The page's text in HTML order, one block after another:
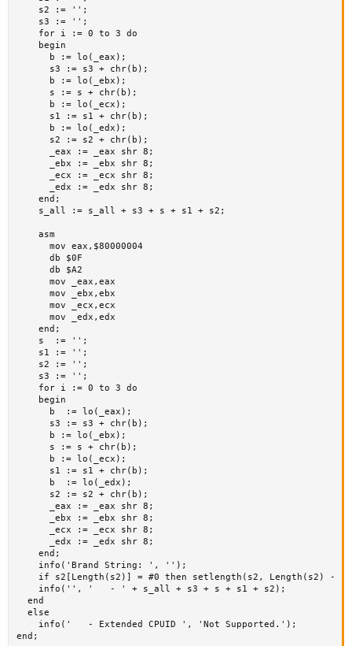
    s2 := '';
    s3 := '';
    for i := 0 to 3 do
    begin
      b := lo(_eax);
      s3 := s3 + chr(b);
      b := lo(_ebx);
      s := s + chr(b);
      b := lo(_ecx);
      s1 := s1 + chr(b);
      b := lo(_edx);
      s2 := s2 + chr(b);
      _eax := _eax shr 8;
      _ebx := _ebx shr 8;
      _ecx := _ecx shr 8;
      _edx := _edx shr 8;
    end;
    s_all := s_all + s3 + s + s1 + s2;
    asm
      mov eax,$80000004
      db $0F
      db $A2
      mov _eax,eax
      mov _ebx,ebx
      mov _ecx,ecx
      mov _edx,edx
    end;
    s  := '';
    s1 := '';
    s2 := '';
    s3 := '';
    for i := 0 to 3 do
    begin
      b  := lo(_eax);
      s3 := s3 + chr(b);
      b := lo(_ebx);
      s := s + chr(b);
      b := lo(_ecx);
      s1 := s1 + chr(b);
      b  := lo(_edx);
      s2 := s2 + chr(b);
      _eax := _eax shr 8;
      _ebx := _ebx shr 8;
      _ecx := _ecx shr 8;
      _edx := _edx shr 8;
    end;
    info('Brand String: ', '');
if s2[Length(s2)] = #0 then setlength(s2, Length(s2) -
    info('', '   - ' + s_all + s3 + s + s1 + s2);
  end
  else
    info('   - Extended CPUID ', 'Not Supported.');
end;